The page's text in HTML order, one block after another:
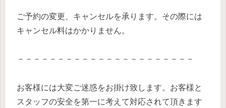
ご予約の変更、キャンセルを承ります。その際には
キャンセル料はかかりません。
－－－－－－－－－－－－－－－－－－－－－－
お客様には大変ご迷惑をお掛け致します。お客様と
スタッフの安全を第一に考えて対応されて頂きます